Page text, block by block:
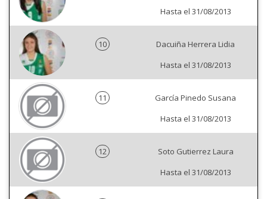
Hasta el 31/08/2013
10
Dacuiña Herrera Lidia
Hasta el 31/08/2013
11
García Pinedo Susana
Hasta el 31/08/2013
12
Soto Gutierrez Laura
Hasta el 31/08/2013